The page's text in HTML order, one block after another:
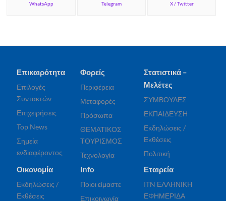
WhatsApp Telegram X / Twitter
Επικαιρότητα
Επιλογές
Συντακτών
Επιχειρήσεις
Top News
Σημεία
ενδιαφέροντος
Φορείς
Περιφέρεια
Μεταφορές
Πρόσωπα
ΘΕΜΑΤΙΚΟΣ
ΤΟΥΡΙΣΜΟΣ
Τεχνολογία
Στατιστικά –
Μελέτες
ΣΥΜΒΟΥΛΕΣ
ΕΚΠΑΙΔΕΥΣΗ
Εκδηλώσεις /
Εκθέσεις
Πολιτική
Οικονομία
Εκδηλώσεις /
Εκθέσεις
Info
Ποιοι είμαστε
Επικοινωνία
Εταιρεία
ITN ΕΛΛΗΝΙΚΗ
ΕΦΗΜΕΡΙΔΑ